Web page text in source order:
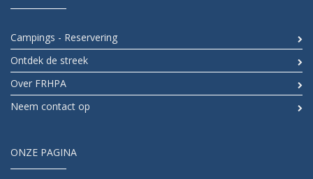
Campings - Reservering
Ontdek de streek
Over FRHPA
Neem contact op
ONZE PAGINA